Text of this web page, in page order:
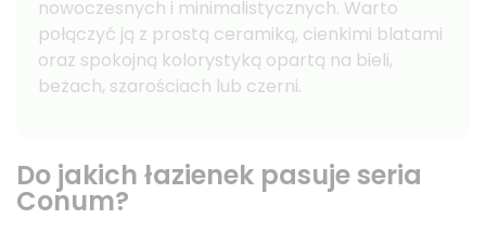
nowoczesnych i minimalistycznych. Warto
połączyć ją z prostą ceramiką, cienkimi blatami
oraz spokojną kolorystyką opartą na bieli,
beżach, szarościach lub czerni.
Do jakich łazienek pasuje seria
Conum?